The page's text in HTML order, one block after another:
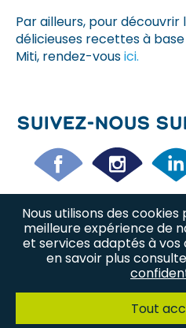
Par ailleurs, pour découvrir
délicieuses recettes à
Miti, rendez-vousici.
Suivez-nous
Nos offres d’emploi
Nous trouver
Politique de
Mentions légales
Nous utilisons des
meilleure expérience de
et services adaptés à
en savoir plus
Tout